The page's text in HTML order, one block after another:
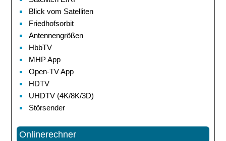
Blick vom Satelliten
Friedhofsorbit
Antennengrößen
HbbTV
MHP App
Open-TV App
HDTV
UHDTV (4K/8K/3D)
Störsender
Onlinerechner